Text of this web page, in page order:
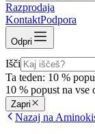
Razprodaja
KontaktPodpora
Odpri
Išči
Ta teden: 10 %
10 % popust na
Zapri
Nazaj na